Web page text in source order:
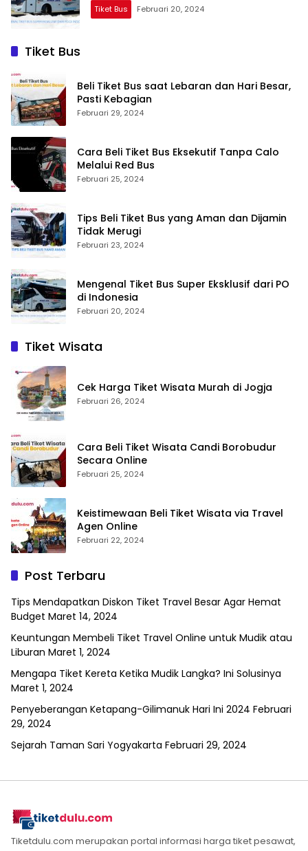
Tiket Bus Februari 20, 2024
Tiket Bus
Beli Tiket Bus saat Lebaran dan Hari Besar,
Pasti Kebagian
Februari 29, 2024
Cara Beli Tiket Bus Eksekutif Tanpa Calo
Melalui Red Bus
Februari 25, 2024
Tips Beli Tiket Bus yang Aman dan Dijamin
Tidak Merugi
Februari 23, 2024
Mengenal Tiket Bus Super Eksklusif dari PO
di Indonesia
Februari 20, 2024
Tiket Wisata
Cek Harga Tiket Wisata Murah di Jogja
Februari 26, 2024
Cara Beli Tiket Wisata Candi Borobudur
Secara Online
Februari 25, 2024
Keistimewaan Beli Tiket Wisata via Travel
Agen Online
Februari 22, 2024
Post Terbaru
Tips Mendapatkan Diskon Tiket Travel Besar Agar Hemat
Budget Maret 14, 2024
Keuntungan Membeli Tiket Travel Online untuk Mudik atau
Liburan Maret 1, 2024
Mengapa Tiket Kereta Ketika Mudik Langka? Ini Solusinya
Maret 1, 2024
Penyeberangan Ketapang-Gilimanuk Hari Ini 2024 Februari
29, 2024
Sejarah Taman Sari Yogyakarta Februari 29, 2024
Tiketdulu.com merupakan portal informasi harga tiket pesawat,